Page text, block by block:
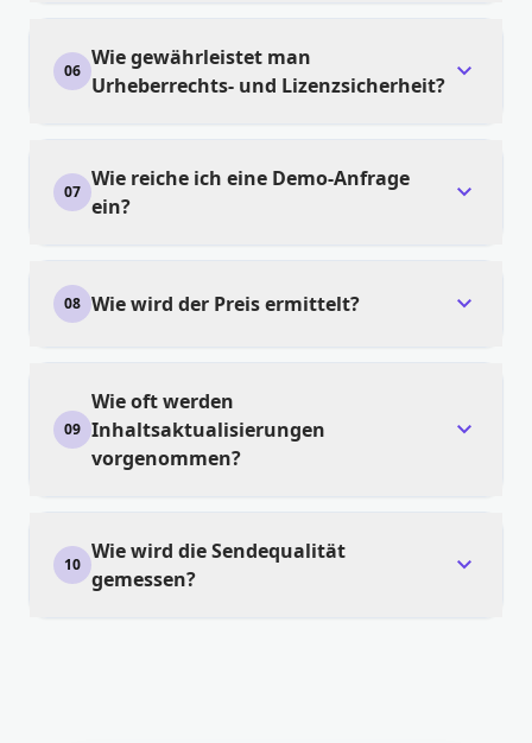
06
Wie gewährleistet man
Urheberrechts- und Lizenzsicherheit? expand_more
07
Wie reiche ich eine Demo-Anfrage
ein?
expand_more
08 Wie wird der Preis ermittelt? expand_more
09
Wie oft werden
Inhaltsaktualisierungen
vorgenommen?
expand_more
10
Wie wird die Sendequalität
gemessen?
expand_more